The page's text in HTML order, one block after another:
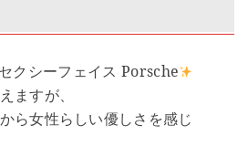
クシーフェイス Porsche
ますが、
ら女性らしい優しさを感じ